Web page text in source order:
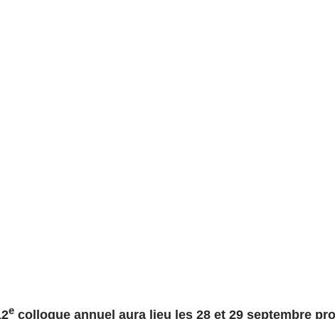
ecolloque annuel aura lieu les 28 et 29 septembre